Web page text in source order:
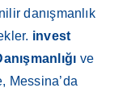
danışmanlık
invest
ve
Messina’da